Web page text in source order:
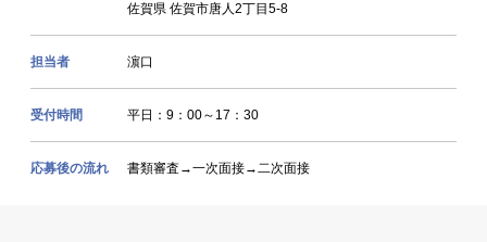
佐賀県 佐賀市唐人2丁目5-8
担当者 濵口
受付時間 平日：9：00～17：30
応募後の流れ 書類審査→一次面接→二次面接